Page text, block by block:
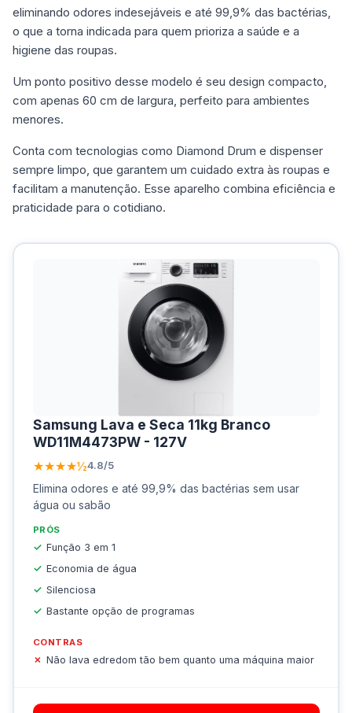
eliminando odores indesejáveis e até 99,9% das bactérias,
o que a torna indicada para quem prioriza a saúde e a
higiene das roupas.
Um ponto positivo desse modelo é seu design compacto,
com apenas 60 cm de largura, perfeito para ambientes
menores.
Conta com tecnologias como Diamond Drum e dispenser
sempre limpo, que garantem um cuidado extra às roupas e
facilitam a manutenção. Esse aparelho combina eficiência e
praticidade para o cotidiano.
Samsung Lava e Seca 11kg Branco
WD11M4473PW - 127V
★★★★½4.8/5
Elimina odores e até 99,9% das bactérias sem usar
água ou sabão
PRÓS
Função 3 em 1
Economia de água
Silenciosa
Bastante opção de programas
CONTRAS
Não lava edredom tão bem quanto uma máquina maior